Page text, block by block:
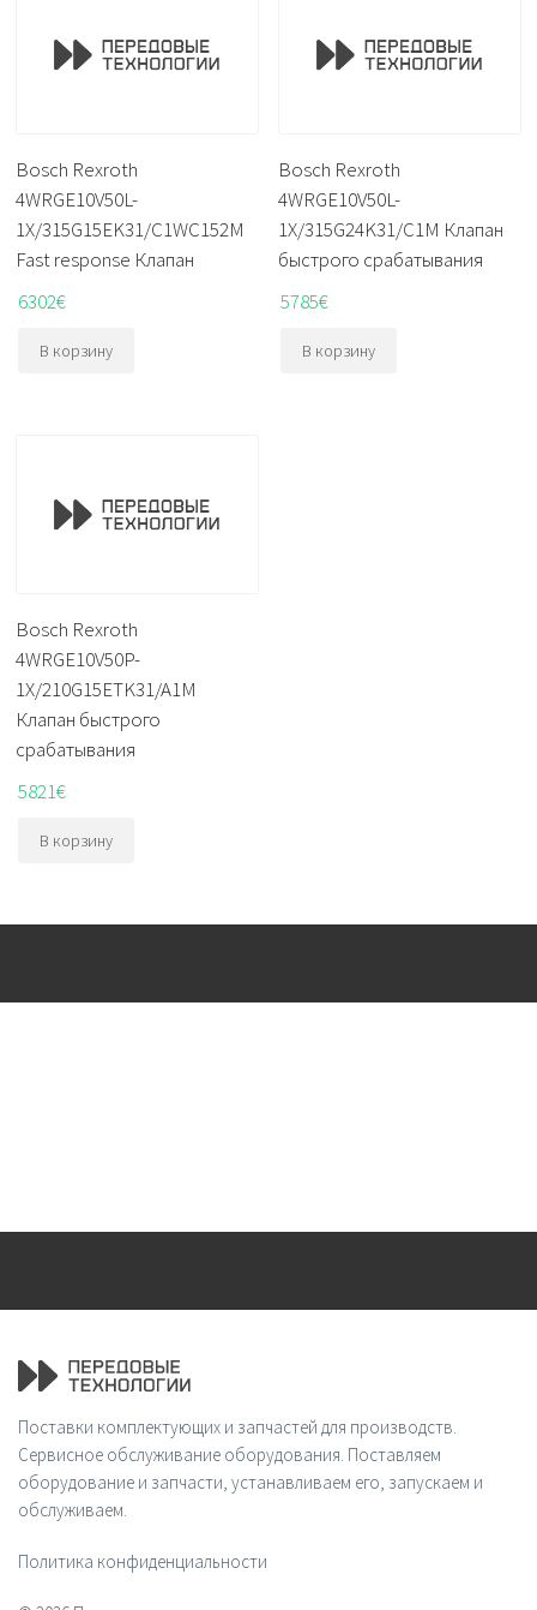
Bosch Rexroth
4WRGE10V50L-
1X/315G15EK31/C1WC152M
Fast response Клапан
6302€
В корзину
Bosch Rexroth
4WRGE10V50L-
1X/315G24K31/C1M Клапан
быстрого срабатывания
5785€
В корзину
Bosch Rexroth
4WRGE10V50P-
1X/210G15ETK31/A1M
Клапан быстрого
срабатывания
5821€
В корзину
Поставки комплектующих и запчастей для производств.
Сервисное обслуживание оборудования. Поставляем
оборудование и запчасти, устанавливаем его, запускаем и
обслуживаем.
Политика конфиденциальности